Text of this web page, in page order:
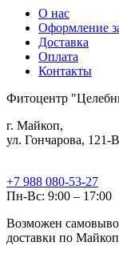
О нас
Оформление
Доставка
Оплата
Контакты
Фитоцентр
г. Майкоп,
ул. Гончарова, 121-
+7 988 080-53-27
Пн-Вс: 9:00 – 17:00
Возможен
доставки по